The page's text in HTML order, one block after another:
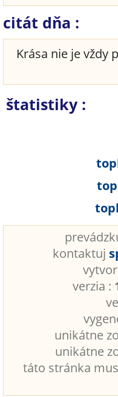
citát dňa :
Krása nie je vždy
štatistiky :
kontaktuj
verzia :
unikátne
unikátne
táto stránka